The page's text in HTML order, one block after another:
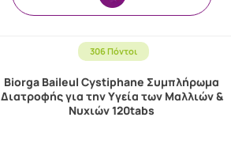
306 Πόντοι
Biorga Baileul Cystiphane Συμπλήρωμα
Διατροφής για την Υγεία των Μαλλιών &
Νυχιών 120tabs